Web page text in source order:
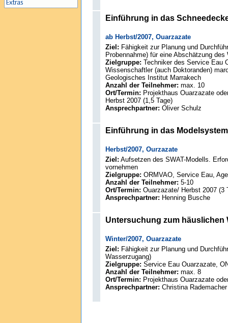
Einführung in das
ab Herbst/2007, Ouarzazate
Ziel: Fähigkeit zur Planung und
Probennahme) für eine Abschätzung
Zielgruppe: Techniker des Service Eau
Wissenschaftler (auch Doktoranden)
Geologisches Institut Marrakech
Anzahl der Teilnehmer: max. 10
Ort/Termin: Projekthaus Ouarzazate
Herbst 2007 (1,5 Tage)
Ansprechpartner: Oliver Schulz
Einführung in das Modelsystem
Herbst/2007, Ourzazate
Ziel: Aufsetzen des SWAT-Modells.
vornehmen
Zielgruppe: ORMVAO, Service Eau,
Anzahl der Teilnehmer: 5-10
Ort/Termin: Ouarzazate/ Herbst 2007 (3
Ansprechpartner: Henning Busche
Untersuchung zum häuslichen
Winter/2007, Ouarzazate
Ziel: Fähigkeit zur Planung und
Wasserzugang)
Zielgruppe: Service Eau Ouarzazate,
Anzahl der Teilnehmer: max. 8
Ort/Termin: Projekthaus Ouarzazate
Ansprechpartner: Christina Rademacher